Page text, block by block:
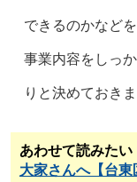
できるのかなど
事業内容をしっ
りと決めておきま
あわせて読みたい
大家さんへ【台東